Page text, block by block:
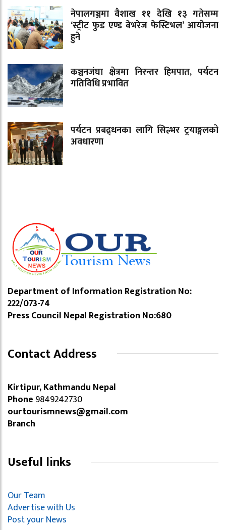
नेपालगञ्जमा वैशाख ११ देखि १३ गतेसम्म
‘स्ट्रीट फुड एण्ड बेभरेज फेस्टिभल’ आयोजना
हुने
कञ्चनजंघा क्षेत्रमा निरन्तर हिमपात, पर्यटन
गतिविधि प्रभावित
पर्यटन प्रबद्र्धनका लागि सिल्भर ट्रयाङ्गलको
अवधारणा
Department of Information Registration No:
222/073-74
Press Council Nepal Registration No:680
Contact Address
Kirtipur, Kathmandu Nepal
Phone 9849242730
ourtourismnews@gmail.com
Branch
Useful links
Our Team
Advertise with Us
Post your News